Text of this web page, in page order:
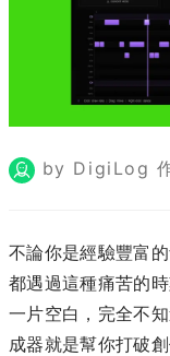
by DigiLog
不論你是經驗豐富
都遇過這種痛苦的
一片空白，完全不
成器就是幫你打破